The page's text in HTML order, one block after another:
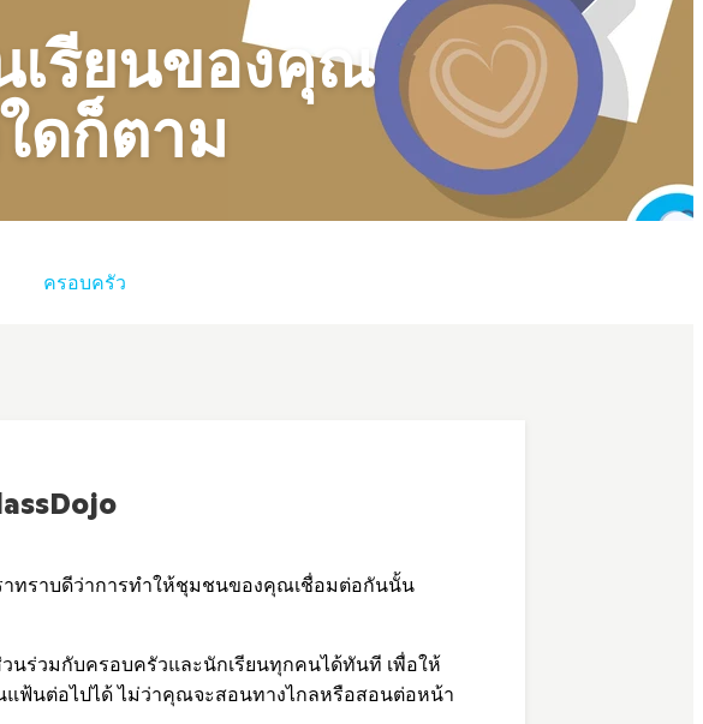
รียนของคุณ
ดก็ตาม
ครอบครัว
าทราบดีว่าการทำให้ชุมชนของคุณเชื่อมต่อกันนั้น
นร่วมกับครอบครัวและนักเรียนทุกคนได้ทันที เพื่อให้
ฟ้นต่อไปได้ ไม่ว่าคุณจะสอนทางไกลหรือสอนต่อหน้า